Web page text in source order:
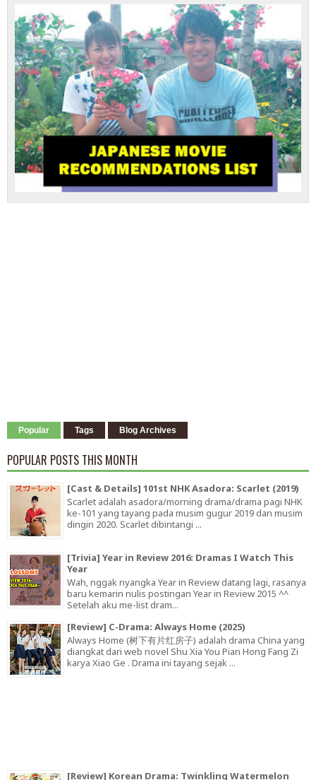
Popular Tags Blog Archives
POPULAR POSTS THIS MONTH
[Cast & Details] 101st NHK Asadora: Scarlet (2019)
Scarlet adalah asadora/morning drama/drama pagi NHK
ke-101 yang tayang pada musim gugur 2019 dan musim
dingin 2020. Scarlet dibintangi ...
[Trivia] Year in Review 2016: Dramas I Watch This
Year
Wah, nggak nyangka Year in Review datang lagi, rasanya
baru kemarin nulis postingan Year in Review 2015 ^^
Setelah aku me-list dram...
[Review] C-Drama: Always Home (2025)
Always Home (树下有片红房子) adalah drama China yang
diangkat dari web novel Shu Xia You Pian Hong Fang Zi
karya Xiao Ge . Drama ini tayang sejak ...
[Review] Korean Drama: Twinkling Watermelon